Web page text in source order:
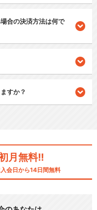
合の決済方法は何で
すか？
月無料!!
会日から14日間無料